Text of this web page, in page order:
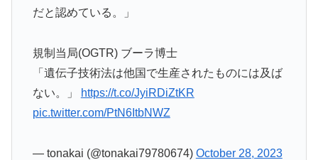
だと認めている。」
規制当局(OGTR) ブーラ博士
「遺伝子技術法は他国で生産されたものには及ば
ない。」
https://t.co/JyiRDiZtKR
pic.twitter.com/PtN6ItbNWZ
— tonakai (@tonakai79780674) October 28, 2023